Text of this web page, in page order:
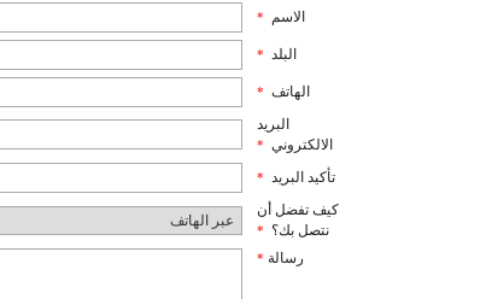
الاسم *
البلد *
الهاتف *
البريد
الالكتروني *
تأكيد البريد *
كيف تفضل أن
نتصل بك؟ *
رسالة *